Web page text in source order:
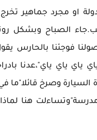
او مجرد جماهير
الصباح وبشكل
فوجئنا بالحارس
ياي ياي ياي"،عدنا
السيارة وصرخ
هنا